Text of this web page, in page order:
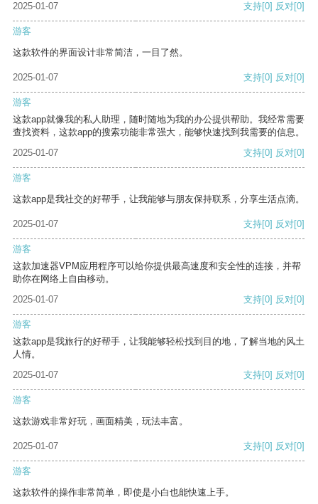
2025-01-07
支持[0] 反对[0]
游客
这款软件的界面设计非常简洁，一目了然。
2025-01-07 支持[0] 反对[0]
游客
这款app就像我的私人助理，随时随地为我的办公提供帮助。我经常需要
查找资料，这款app的搜索功能非常强大，能够快速找到我需要的信息。
2025-01-07
支持[0] 反对[0]
游客
这款app是我社交的好帮手，让我能够与朋友保持联系，分享生活点滴。
2025-01-07 支持[0] 反对[0]
游客
这款加速器VPM应用程序可以给你提供最高速度和安全性的连接，并帮
助你在网络上自由移动。
2025-01-07
支持[0] 反对[0]
游客
这款app是我旅行的好帮手，让我能够轻松找到目的地，了解当地的风土
人情。
2025-01-07
支持[0] 反对[0]
游客
这款游戏非常好玩，画面精美，玩法丰富。
2025-01-07 支持[0] 反对[0]
游客
这款软件的操作非常简单，即使是小白也能快速上手。